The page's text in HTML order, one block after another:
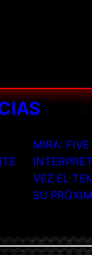
MIRA:
VEZ EL
SU